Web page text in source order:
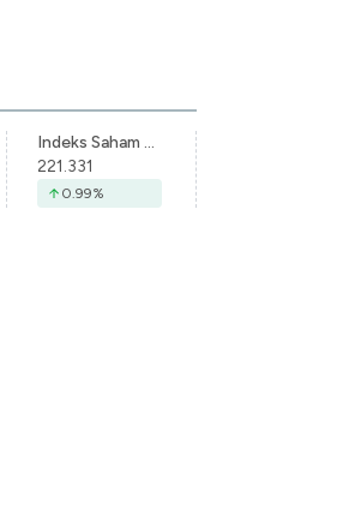
Indeks Saham Syariah Indonesia
221.331
0.99%